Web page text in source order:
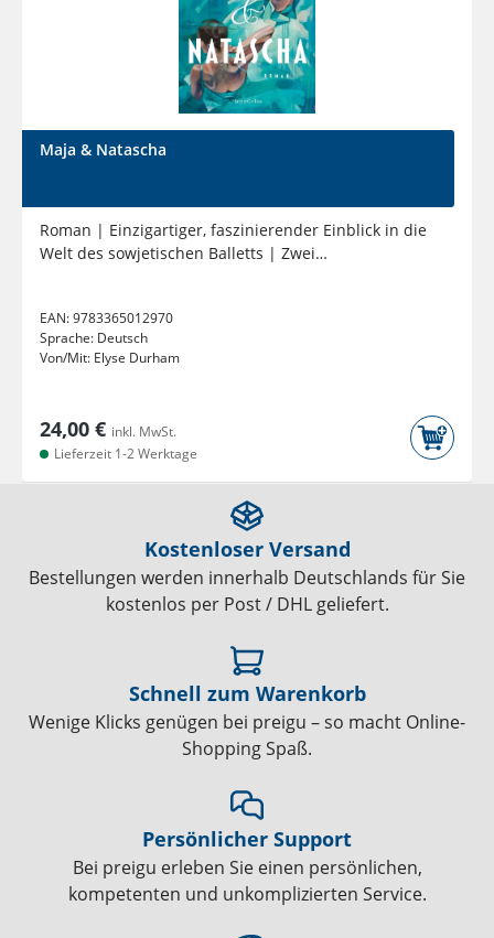
Maja & Natascha
Roman | Einzigartiger, faszinierender Einblick in die
Welt des sowjetischen Balletts | Zwei
EAN:9783365012970
Sprache: Deutsch
Von/Mit: Elyse Durham
24,00 € inkl. MwSt.
Lieferzeit 1-2 Werktage
Kostenloser Versand
Bestellungen werden innerhalb Deutschlands für Sie
kostenlos per Post / DHL geliefert.
Schnell zum Warenkorb
Wenige Klicks genügen bei preigu – so macht Online-
Shopping Spaß.
Persönlicher Support
Bei preigu erleben Sie einen persönlichen,
kompetenten und unkomplizierten Service.